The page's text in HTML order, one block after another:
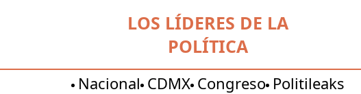
LOS LÍDERES DE LA
POLÍTICA
Nacional CDMX Congreso Politileaks